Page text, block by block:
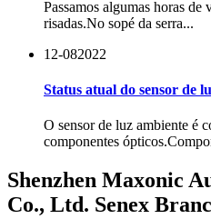
Passamos algumas horas de
risadas.No sopé da serra...
12-082022
Status atual do sensor de
O sensor de luz ambiente é
componentes
Shenzhen Maxonic
Co., Ltd. Senex